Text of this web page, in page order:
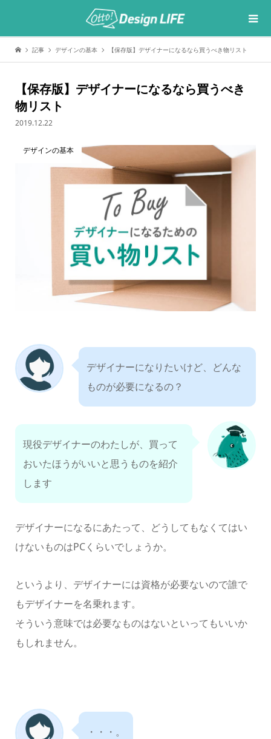
記事 デザインの基本 【保存版】デザイナーになるなら買うべき物リスト
【保存版】デザイナーになるなら買うべき
物リスト
2019.12.22
デザインの基本
デザイナーになりたいけど、どんな
ものが必要になるの？
現役デザイナーのわたしが、買って
おいたほうがいいと思うものを紹介
します
デザイナーになるにあたって、どうしてもなくてはい
けないものはPCくらいでしょうか。
というより、デザイナーには資格が必要ないので誰で
もデザイナーを名乗れます。
そういう意味では必要なものはないといってもいいか
もしれません。
・・・。